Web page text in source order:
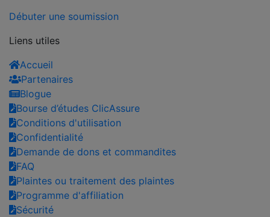
Débuter une soumission
Liens utiles
Accueil
Partenaires
Blogue
Bourse d’études ClicAssure
Conditions d'utilisation
Confidentialité
Demande de dons et commandites
FAQ
Plaintes ou traitement des plaintes
Programme d'affiliation
Sécurité